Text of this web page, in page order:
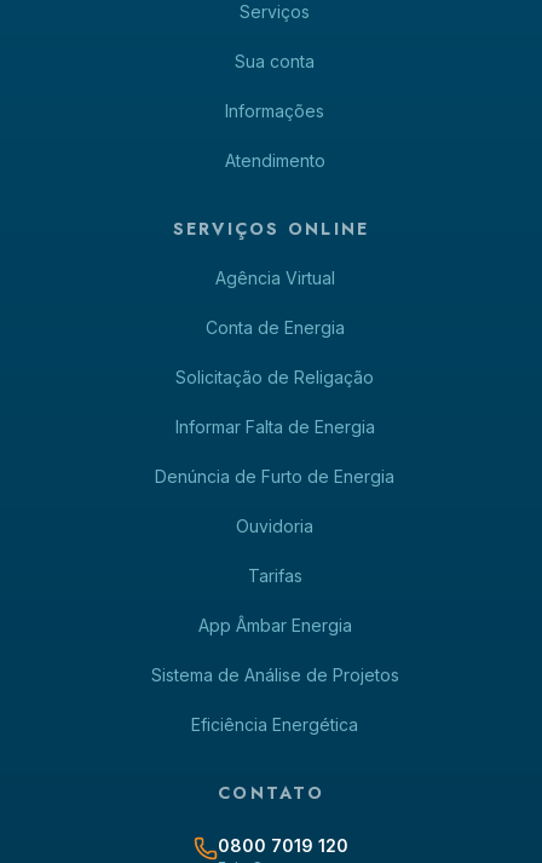
Serviços
Sua conta
Informações
Atendimento
SERVIÇOS ONLINE
Agência Virtual
Conta de Energia
Solicitação de Religação
Informar Falta de Energia
Denúncia de Furto de Energia
Ouvidoria
Tarifas
App Âmbar Energia
Sistema de Análise de Projetos
Eficiência Energética
CONTATO
0800 7019 120